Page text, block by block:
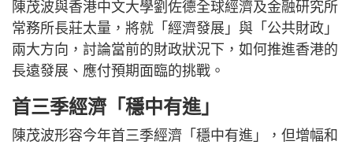
陳茂波與香港中文大學劉佐德全球經濟及金融研究所
常務所長莊太量，將就「經濟發展」與「公共財政」
兩大方向，討論當前的財政狀況下，如何推進香港的
長遠發展、應付預期面臨的挑戰。
首三季經濟「穩中有進」
陳茂波形容今年首三季經濟「穩中有進」，但增幅和